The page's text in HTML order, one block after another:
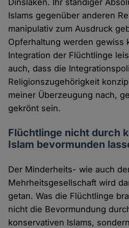
Islams gegenüber anderen
manipulativ zum Ausdruck
Opferhaltung werden gewiss
Integration der Flüchtlinge
auch, dass die
Religionszugehörigkeit
meiner Überzeugung nach,
gekrönt sein.
Flüchtlinge nicht durch
Islam bevormunden
Der Minderheits- wie auch
Mehrheitsgesellschaft wird
getan. Was die Flüchtlinge
nicht die Bevormundung
konservativen Islams,